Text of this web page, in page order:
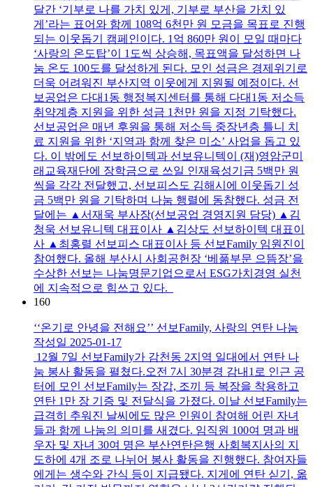
달간 ‘기부로 나를 가치 있게, 기부로 부산을 가치 있
게’라는 표어와 함께 108억 6천만 원 모금을 목표로 진행
되는 이웃돕기 캠페인이다. 1억 860만 원이 모일 때마다
‘사랑의 온도탑’이 1도씩 상승해, 목표액을 달성하면 나
눔 온도 100도를 달성하게 된다. 모인 성금은 경제위기로
더욱 어려워진 부산지역 이웃에게 지원될 예정이다. 선
보공업은 다대1동 행정복지센터를 통해 다대1동 저소득
취약계층 지원을 위한 성금 1천만 원을 지정 기탁했다.
선보공업은 매년 후원을 통해 저소득 중장년층 틀니 치
료 지원을 위한 ‘지역과 함께 찾은 미소’ 사업을 돕고 있
다. 이 밖에도 선보하이텍과 선보유니텍이 (재)영암군미
래교육재단에 장학금으로 쓰일 인재육성기금 5백만 원
씩을 각각 전달했고, 선보피스도 김해시에 이웃돕기 성
금 5백만 원을 기탁하며 나눔 행렬에 동참했다. 성금 전
달에는 ▲서재욱 부사장(선보공업 경영지원 담당) ▲김
청욱 선보유니텍 대표이사 ▲김상도 선보하이텍 대표이
사 ▲최홍렬 선보피스 대표이사 등 선보Family 임원진이
참여했다. 올해 부산시 사회공헌장 ‘베풂부문 으뜸장’을
수상한 선보는 나눔명문기업으로서 ESG가치경영 실천
에 지속적으로 힘쓰고 있다.​
160
‘‘온기로 안녕을 전해요’’ 선보Family, 사랑의 연탄 나눔
작성일 2025-01-17
12월 7일 선보Family가 감천동 2지역 일대에서 연탄 나
눔 봉사 활동을 펼쳤다.오전 7시 30분경 감내1로 인근 공
터에 모인 선보Family는 장갑, 조끼 등 복장을 착용하고
연탄 1만 장 기증 및 전달식을 가졌다. 이날 선보Family는
급격히 추워진 날씨에도 많은 인원이 참여해 어린 자녀
들과 함께 나눔의 의미를 새겼다. 임직원 100여 명과 배
우자 및 자녀 30여 명은 부산연탄은행 사회복지사의 지
도하에 4개 조로 나뉘어 봉사 활동을 진행했다. 참여자들
에게는 생수와 간식 등이 지급됐다. 지게에 연탄 싣기, 옮